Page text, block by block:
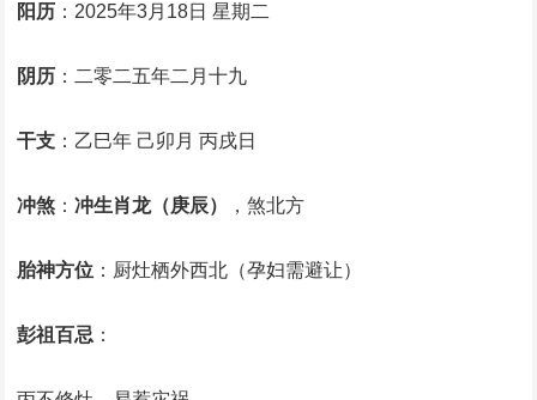
阳历 ：2025年3月18日 星期二
阴历 ：二零二五年二月十九
干支 ：乙巳年 己卯月 丙戌日
冲煞 ：冲生肖龙（庚辰） ，煞北方
胎神方位 ：厨灶栖外西北（孕妇需避让）
彭祖百忌 ：